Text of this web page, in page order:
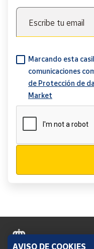
Escribe tu email
Marcando esta
comunicaciones
de Protección de
Market
AVISO DE COOKIES